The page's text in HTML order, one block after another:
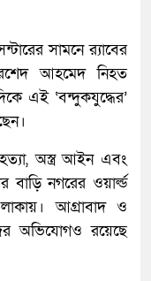
সামনে র‍্যাবের
আহমেদ নিহত
এই ‘বন্দুকযুদ্ধের’
অস্ত্র আইন এবং
বাড়ি নগরের ওয়ার্ল্ড
আগ্রাবাদ ও
অভিযোগও রয়েছে